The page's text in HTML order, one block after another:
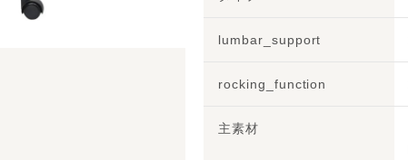
lumbar_support
rocking_function
主素材